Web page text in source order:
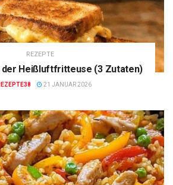
REZEPTE
der Heißluftfritteuse (3 Zutaten)
21 JANUAR 2026